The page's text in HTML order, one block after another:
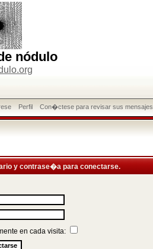
nódulo
Perfil Con�ctese para revisar sus mensajes
y contrase�a para conectarse.
en cada visita: